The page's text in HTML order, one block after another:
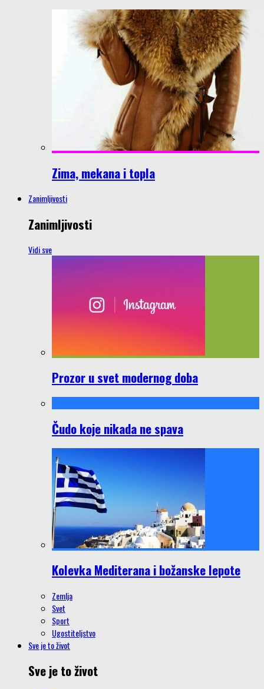
Zima, mekana i topla
Zanimljivosti
Zanimljivosti
Vidi sve
Prozor u svet modernog doba
Čudo koje nikada ne spava
Kolevka Mediterana i božanske lepote
Zemlja
Svet
Sport
Ugostiteljstvo
Sve je to život
Sve je to život